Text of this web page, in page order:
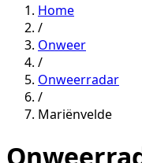
Home
/
Onweer
/
Onweerradar
/
Mariënvelde